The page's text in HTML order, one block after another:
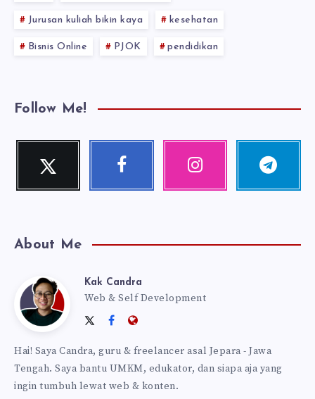
Jurusan kuliah bikin kaya kesehatan
Bisnis Online PJOK pendidikan
Follow Me!
Twitter
Follow
Facebook Instagram Telegram
Follow
About Me
Kak
Candra
Kak Candra
Web & Self Development
Follow
on
Follow
Facebook
Website:
Hai! Saya Candra, guru & freelancer asal Jepara - Jawa
Tengah. Saya bantu UMKM, edukator, dan siapa aja yang
ingin tumbuh lewat web & konten.